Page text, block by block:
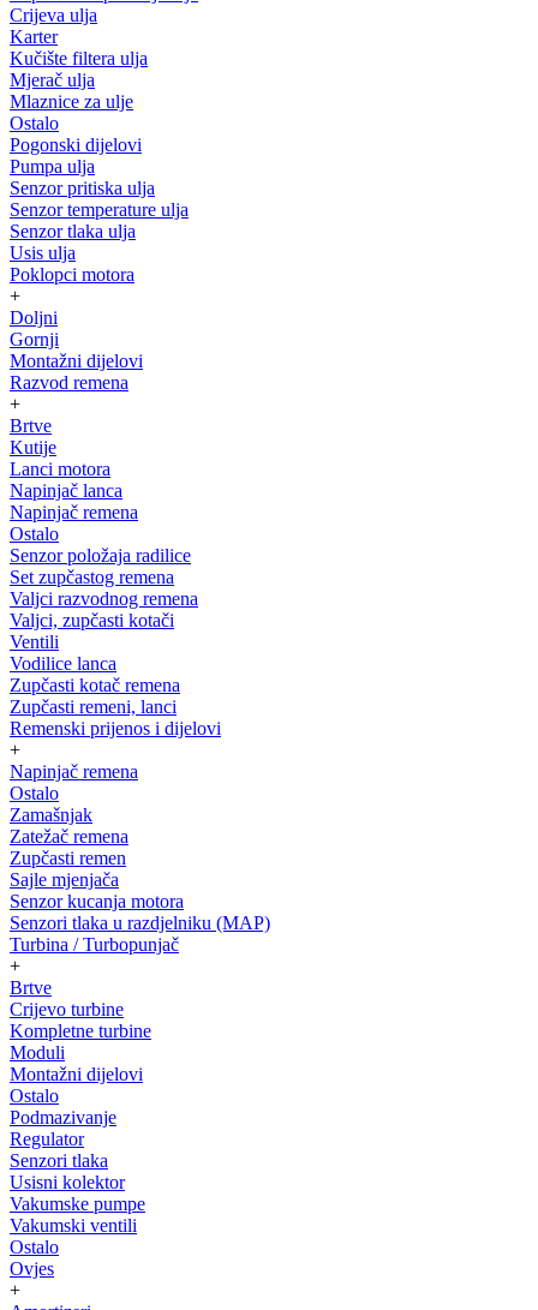
Crijeva ulja
Karter
Kučište filtera ulja
Mjerač ulja
Mlaznice za ulje
Ostalo
Pogonski dijelovi
Pumpa ulja
Senzor pritiska ulja
Senzor temperature ulja
Senzor tlaka ulja
Usis ulja
Poklopci motora
+
Doljni
Gornji
Montažni dijelovi
Razvod remena
+
Brtve
Kutije
Lanci motora
Napinjač lanca
Napinjač remena
Ostalo
Senzor položaja radilice
Set zupčastog remena
Valjci razvodnog remena
Valjci, zupčasti kotači
Ventili
Vodilice lanca
Zupčasti kotač remena
Zupčasti remeni, lanci
Remenski prijenos i dijelovi
+
Napinjač remena
Ostalo
Zamašnjak
Zatežač remena
Zupčasti remen
Sajle mjenjača
Senzor kucanja motora
Senzori tlaka u razdjelniku (MAP)
Turbina / Turbopunjač
+
Brtve
Crijevo turbine
Kompletne turbine
Moduli
Montažni dijelovi
Ostalo
Podmazivanje
Regulator
Senzori tlaka
Usisni kolektor
Vakumske pumpe
Vakumski ventili
Ostalo
Ovjes
+